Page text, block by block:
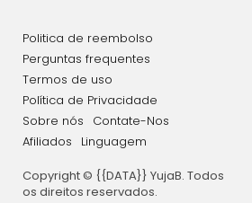
Politica de reembolso
Perguntas frequentes
Termos de uso
Política de Privacidade
Sobre nós
Contate-Nos
Afiliados
Linguagem
Copyright © {{DATA}} YujaB. Todos
os direitos reservados.